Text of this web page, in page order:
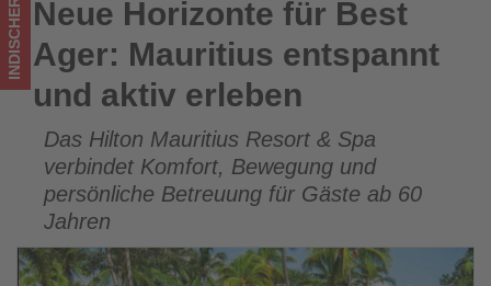
Wissen,
was
im
Tourismus
los
ist!
Neue Horizonte für Best Ager: Mauritius entspannt und aktiv
erleben
Neue Horizonte für Best
Ager: Mauritius entspannt
und aktiv erleben
Das Hilton Mauritius Resort & Spa
verbindet Komfort, Bewegung und
persönliche Betreuung für Gäste ab 60
Jahren